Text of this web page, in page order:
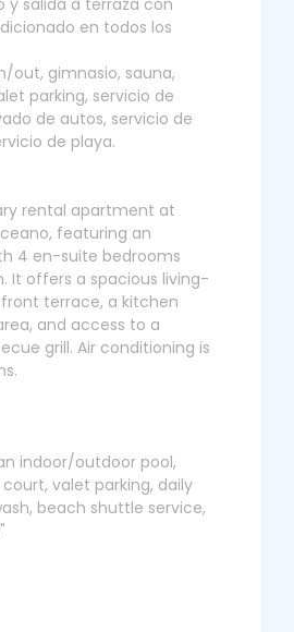
y salida a terraza con
en todos los
out, gimnasio, sauna,
parking, servicio de
de autos, servicio de
de playa.
rental apartment at
featuring an
4 en-suite bedrooms
It offers a spacious living-
terrace, a kitchen
and access to a
grill. Air conditioning is
indoor/outdoor pool,
valet parking, daily
beach shuttle service,